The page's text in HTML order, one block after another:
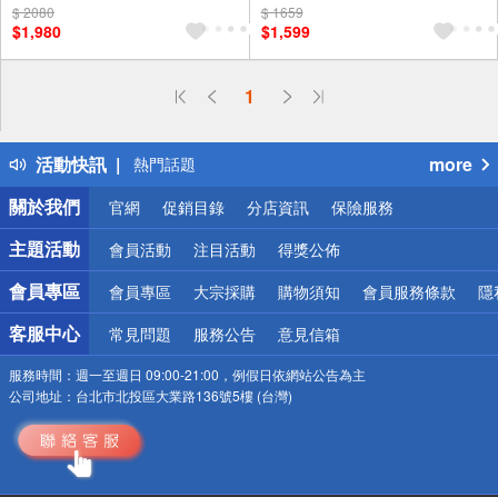
$ 2080
$1,980
$ 1659
$1,599
1
活動快訊
偏遠地區配送
得獎公告
熱門話題
銀行優惠
偏遠地區配送
詐騙網頁！請小心！
more
關於我們
官網 促銷目錄 分店資訊 保險服務
主題活動 會員活動 注目活動 得獎公佈
會員專區 會員專區 大宗採購 購物須知 會員服務條款 隱
客服中心 常見問題 服務公告 意見信箱
服務時間： 週一至週日 09:00-21:00，例假日依網站公告為主
公司地址： 台北市北投區大業路136號5樓 (台灣)